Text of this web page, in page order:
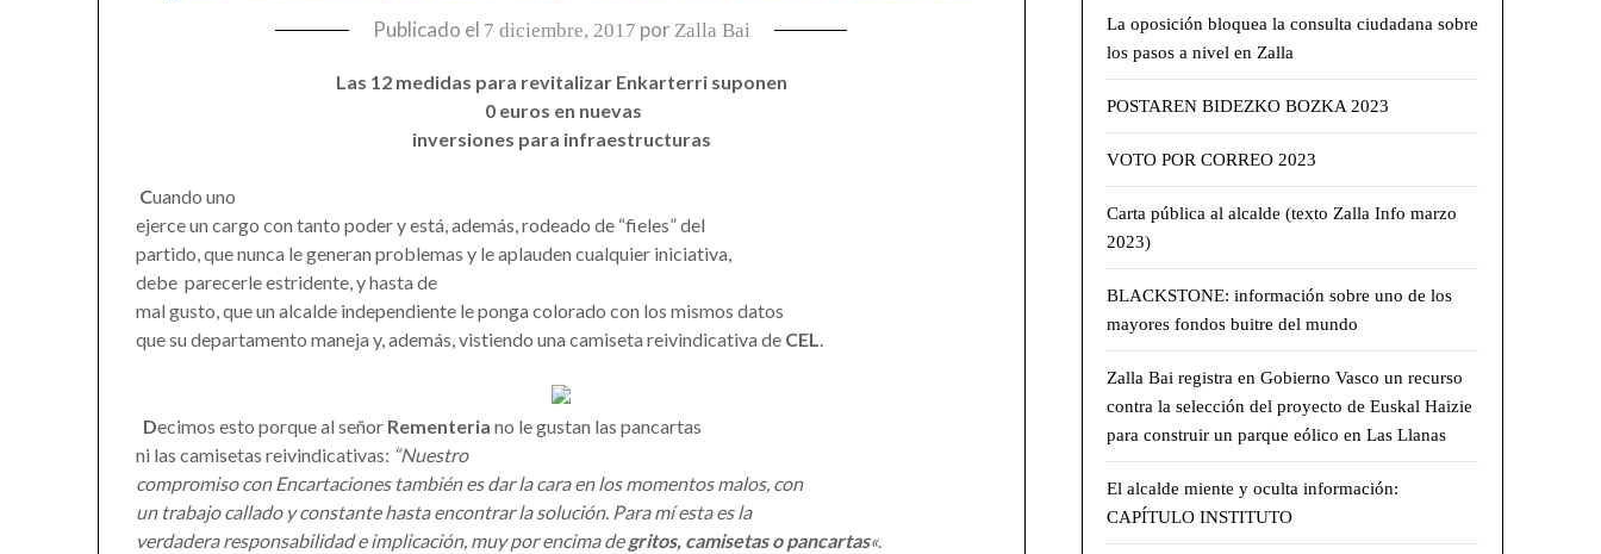
Publicado el 7 diciembre, 2017 por Zalla Bai
Las 12 medidas para revitalizar Enkarterri suponen
0 euros en nuevas
inversiones para infraestructuras
Cuando uno
ejerce un cargo con tanto poder y está, además, rodeado de “fieles” del
partido, que nunca le generan problemas y le aplauden cualquier iniciativa,
debe parecerle estridente, y hasta de
mal gusto, que un alcalde independiente le ponga colorado con los mismos datos
que su departamento maneja y, además, vistiendo una camiseta reivindicativa de CEL.
Decimos esto porque al señor Rementeria no le gustan las pancartas
ni las camisetas reivindicativas: “Nuestro
compromiso con Encartaciones también es dar la cara en los momentos malos, con
un trabajo callado y constante hasta encontrar la solución. Para mí esta es la
verdadera responsabilidad e implicación, muy por encima degritos, camisetas o pancartas«.
La oposición bloquea la consulta ciudadana sobre
los pasos a nivel en Zalla
POSTAREN BIDEZKO BOZKA 2023
VOTO POR CORREO 2023
Carta pública al alcalde (texto Zalla Info marzo
2023)
BLACKSTONE: información sobre uno de los
mayores fondos buitre del mundo
Zalla Bai registra en Gobierno Vasco un recurso
contra la selección del proyecto de Euskal Haizie
para construir un parque eólico en Las Llanas
El alcalde miente y oculta información:
CAPÍTULO INSTITUTO